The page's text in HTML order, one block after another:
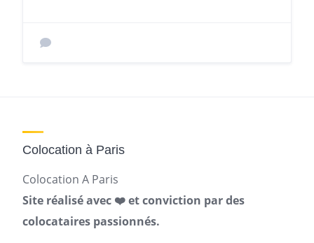
Colocation à Paris
Colocation A Paris
Site réalisé avec ❤️ et conviction par des
colocataires passionnés.